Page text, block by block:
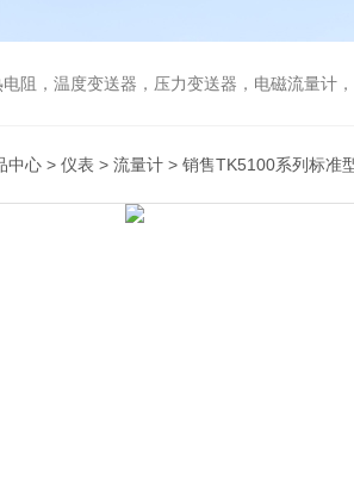
阻，温度变送器，压力变送器，电磁流量计，
中心 > 仪表 > 流量计 > 销售TK5100系列标准